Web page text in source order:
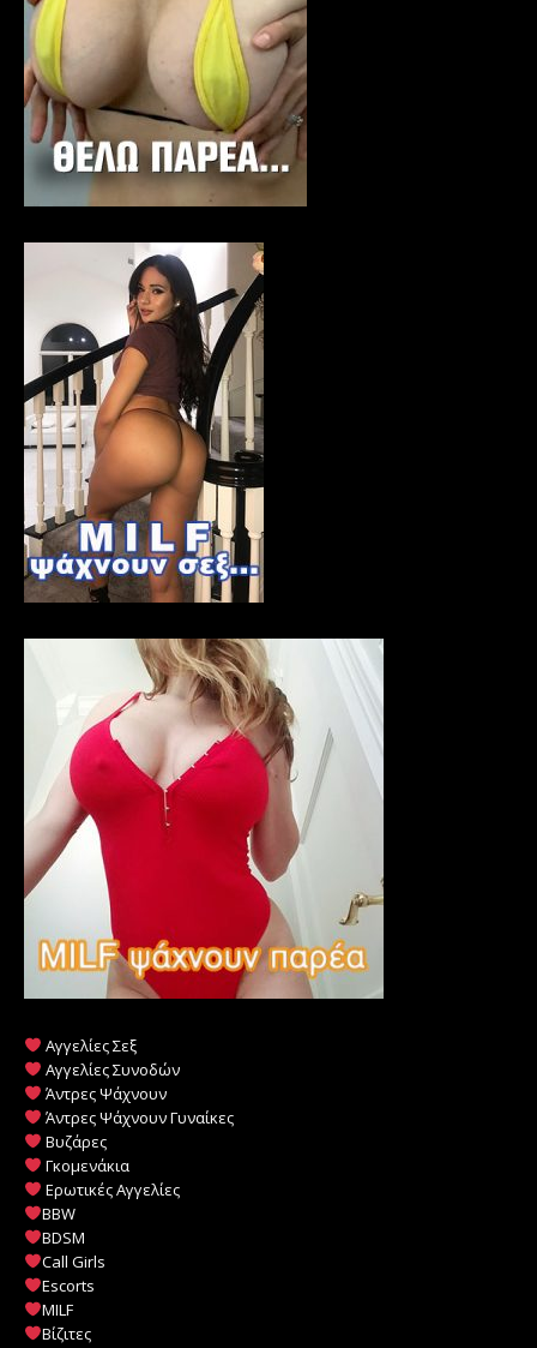
Αγγελίες Σεξ
Αγγελίες Συνοδών
Άντρες Ψάχνουν
Άντρες Ψάχνουν Γυναίκες
Βυζάρες
Γκομενάκια
Ερωτικές Αγγελίες
BBW
BDSM
Call Girls
Escorts
MILF
️Βίζιτες